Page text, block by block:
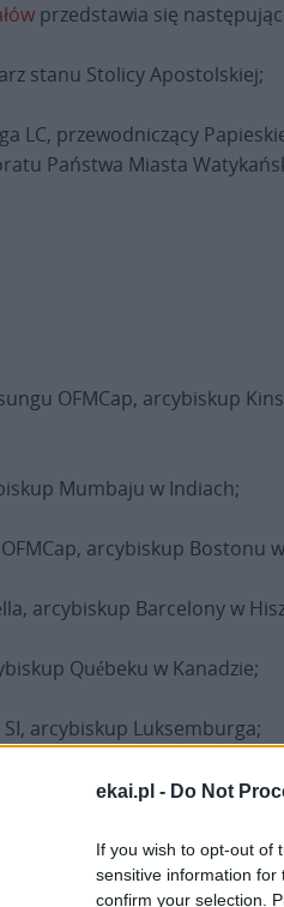
ekai.pl - Do Not
If you wish to opt-out of
sensitive information
confirm your selection.
przedstawia się
stanu Stolicy Apostolskiej;
LC, przewodniczący
Państwa Miasta
OFMCap, arcybiskup
Mumbaju w Indiach;
arcybiskup Bostonu
arcybiskup Barcelony w
Québeku w Kanadzie;
arcybiskup Luksemburga;
São Salvador da Bahia
bp Marco Mellino z Włoch.